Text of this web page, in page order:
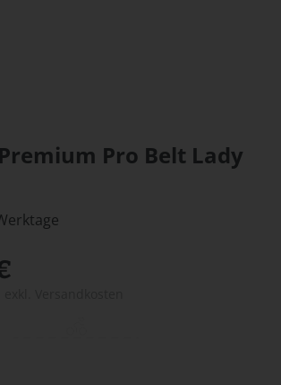
Pro Belt Lady